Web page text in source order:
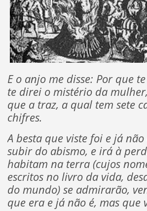
E o anjo me disse: Por que
te direi o mistério da
que a traz, a qual tem sete
chifres.
A besta que viste foi e já
subir do abismo, e irá à
habitam na terra (cujos
escritos no livro da vida,
do mundo) se admirarão,
que era e já não é, mas que